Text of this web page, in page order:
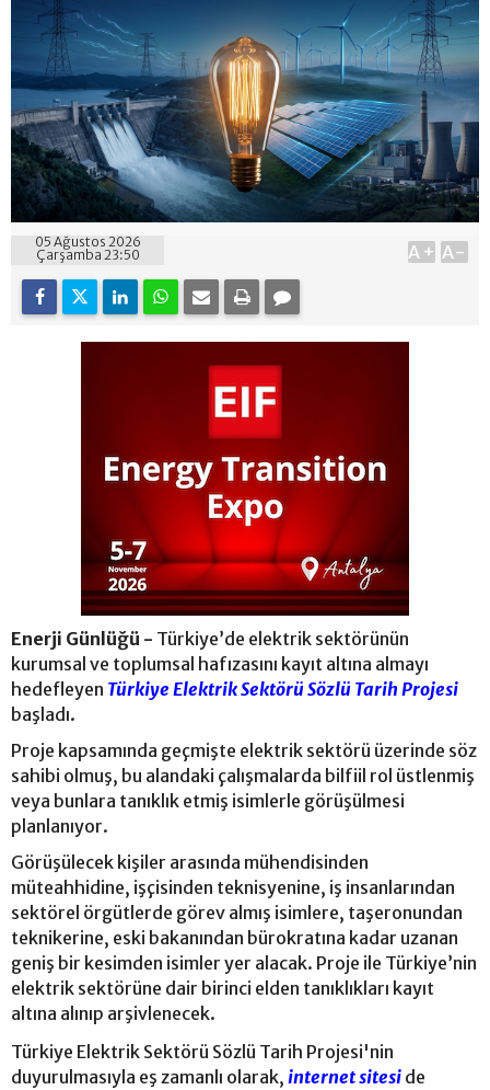
05 Ağustos 2026
Çarşamba 23:50
A+ A-
Enerji Günlüğü - Türkiye’de elektrik sektörünün
kurumsal ve toplumsal hafızasını kayıt altına almayı
hedefleyen Türkiye Elektrik Sektörü Sözlü Tarih Projesi
başladı.
Proje kapsamında geçmişte elektrik sektörü üzerinde söz
sahibi olmuş, bu alandaki çalışmalarda bilfiil rol üstlenmiş
veya bunlara tanıklık etmiş isimlerle görüşülmesi
planlanıyor.
Görüşülecek kişiler arasında mühendisinden
müteahhidine, işçisinden teknisyenine, iş insanlarından
sektörel örgütlerde görev almış isimlere, taşeronundan
teknikerine, eski bakanından bürokratına kadar uzanan
geniş bir kesimden isimler yer alacak. Proje ile Türkiye’nin
elektrik sektörüne dair birinci elden tanıklıkları kayıt
altına alınıp arşivlenecek.
Türkiye Elektrik Sektörü Sözlü Tarih Projesi'nin
duyurulmasıyla eş zamanlı olarak, internet sitesi de